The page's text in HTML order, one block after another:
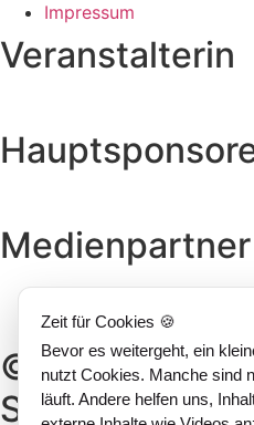
Zeit für Cookies 🍪
Bevor es weitergeht, ein
nutzt Cookies. Manche sind
läuft. Andere helfen uns,
Impressum
Veranstalterin
Medienpartner
© 2026 Radio
Summit